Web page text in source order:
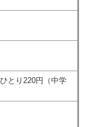
とり220円（中学